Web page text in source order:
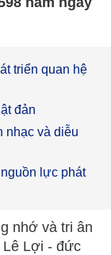
triển quan hệ
đản
nhạc và diễu
lực phát
nhớ và tri ân
Lê Lợi - đức